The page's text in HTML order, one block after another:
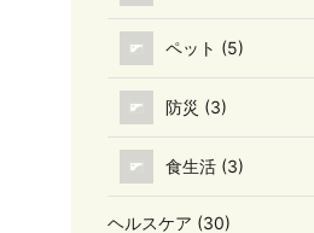
ペット (5)
防災 (3)
食生活 (3)
ヘルスケア (30)